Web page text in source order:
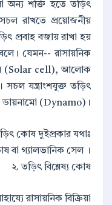
বা অন্য শক্তি হতে তড়িৎ
রাখতে প্রয়োজনীয়
প্রবাহ বজায় রাখা হয়
যেমন-- রাসায়নিক
(Solar cell), আলোক
যন্ত্রাংশযুক্ত তড়িৎ
(Dynamo)।
কোষ দুইপ্রকার যথাঃ
বা গ্যালভানিক সেল ।
২. তড়িৎ বিশ্লেষ্য কোষ
রাসায়নিক বিক্রিয়া